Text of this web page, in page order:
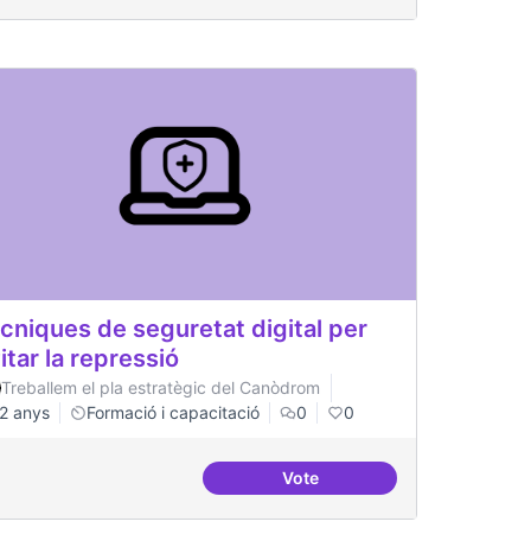
pública
de seguretat digital per
la repressió
Treballem el pla estratègic del Canòdrom
2 anys
Formació i capacitació 0 0
VoteTècniques de seguretat